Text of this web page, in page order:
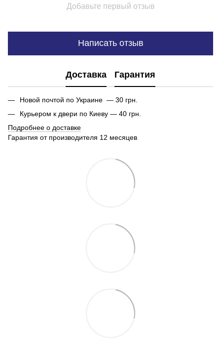
Добавьте первый отзыв
Написать отзыв
Доставка Гарантия
Новой почтой по Украине — 30 грн.
Курьером к двери по Киеву — 40 грн.
Подробнее о доставке
Гарантия от производителя 12 месяцев